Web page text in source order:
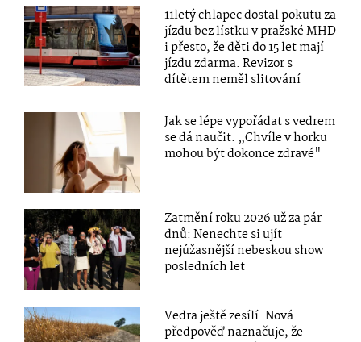
11letý chlapec dostal pokutu za
jízdu bez lístku v pražské MHD
i přesto, že děti do 15 let mají
jízdu zdarma. Revizor s
dítětem neměl slitování
Jak se lépe vypořádat s vedrem
se dá naučit: „Chvíle v horku
mohou být dokonce zdravé"
Zatmění roku 2026 už za pár
dnů: Nenechte si ujít
nejúžasnější nebeskou show
posledních let
Vedra ještě zesílí. Nová
předpověď naznačuje, že